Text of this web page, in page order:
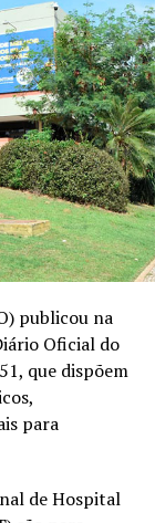
publicou na
Oficial do
que dispõem
para
de Hospital